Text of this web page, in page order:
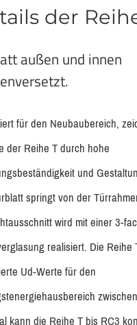
der
außen und innen
für den Neubaubereich,
der Reihe T durch hohe
und
springt von der
wird mit einer 3-
realisiert. Die Reihe
Ud-Werte für den